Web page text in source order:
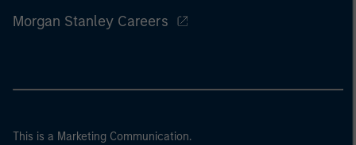
Morgan Stanley Careers
This is a Marketing Communication.